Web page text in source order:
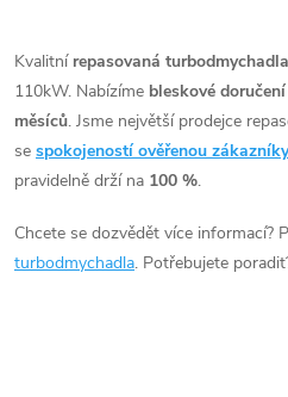
ů
ů
v
l
á
a
Kvalitní repasovaná turbodmychadla
110kW. Nabízíme bleskové doručení
měsíců. Jsme největší prodejce
se spokojeností ověřenou zákazníky
pravidelně drží na 100 %.
Chcete se dozvědět více informací?
turbodmychadla. Potřebujete